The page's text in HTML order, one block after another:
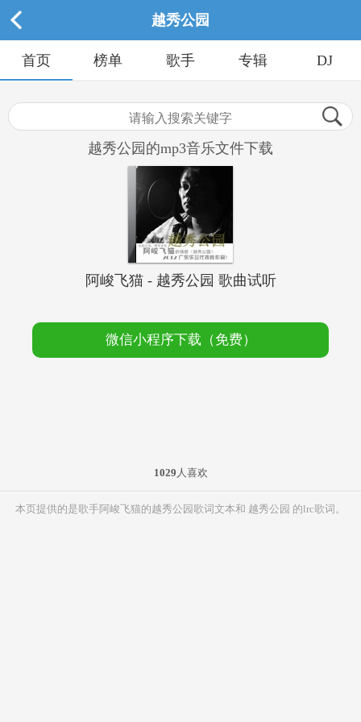
越秀公园
首页 榜单 歌手 专辑 DJ
越秀公园的mp3音乐文件下载
阿峻飞猫 - 越秀公园 歌曲试听
微信小程序下载（免费）
1029 人喜欢
本页提供的是歌手阿峻飞猫的越秀公园歌词文本和 越秀公园 的lrc歌词。